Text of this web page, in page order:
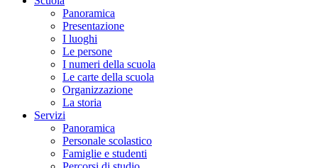
Panoramica
Presentazione
I luoghi
Le persone
I numeri della scuola
Le carte della scuola
Organizzazione
La storia
Servizi
Panoramica
Personale scolastico
Famiglie e studenti